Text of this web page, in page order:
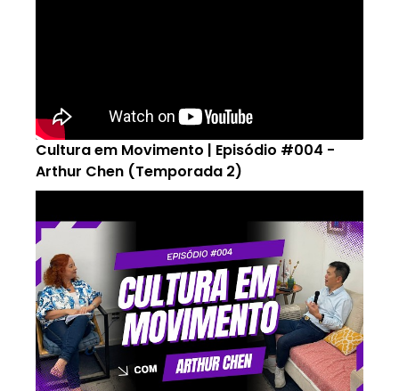
Cultura em Movimento | Episódio #004 -
Arthur Chen (Temporada 2)